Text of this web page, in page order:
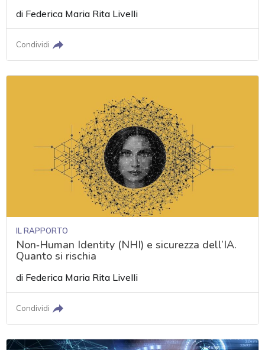
di Federica Maria Rita Livelli
Condividi
IL RAPPORTO
Non‑Human Identity (NHI) e sicurezza dell’IA.
Quanto si rischia
di Federica Maria Rita Livelli
Condividi